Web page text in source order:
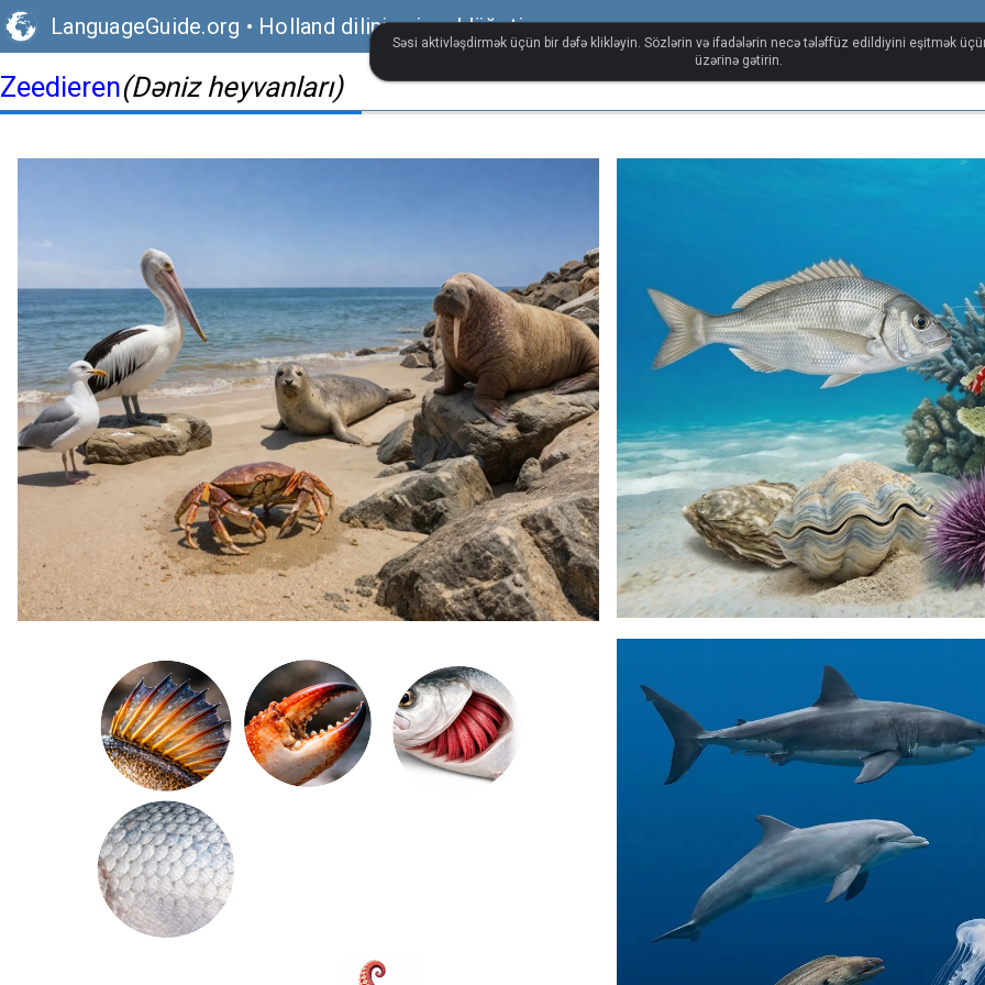
LanguageGuide.org • Holland dilinin vizual lüğəti
Zeedieren(Dəniz heyvanları)
Səsi aktivləşdirmək üçün bir dəfə klikləyin. Sözlərin və ifadələrin necə tələffüz edildiyini eşitmək
üzərinə gətirin.